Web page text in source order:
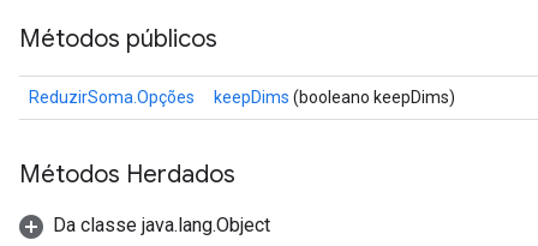
Métodos públicos
ReduzirSoma.Opções keepDims (booleano keepDims)
Métodos Herdados
Da classe java.lang.Object